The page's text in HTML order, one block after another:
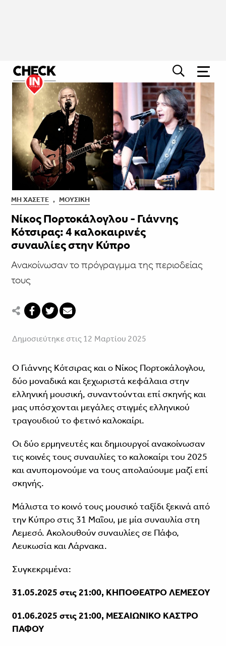
ΜΗ ΧΆΣΕΤΕ , ΜΟΥΣΙΚΉ
Νίκος Πορτοκάλογλου - Γιάννης
Κότσιρας: 4 καλοκαιρινές
συναυλίες στην Κύπρο
Ανακοίνωσαν το πρόγραγμμα της περιοδείας
τους
Δημοσιεύτηκε στις 12 Μαρτίου 2025
Ο Γιάννης Κότσιρας και ο Νίκος Πορτοκάλογλου,
δύο μοναδικά και ξεχωριστά κεφάλαια στην
ελληνική μουσική, συναντούνται επί σκηνής και
μας υπόσχονται μεγάλες στιγμές ελληνικού
τραγουδιού το φετινό καλοκαίρι.
Οι δύο ερμηνευτές και δημιουργοί ανακοίνωσαν
τις κοινές τους συναυλίες το καλοκαίρι του 2025
και ανυπομονούμε να τους απολαύουμε μαζί επί
σκηνής.
Μάλιστα το κοινό τους μουσικό ταξίδι ξεκινά από
την Κύπρο στις 31 Μαΐου, με μία συναυλία στη
Λεμεσό. Ακολουθούν συναυλίες σε Πάφο,
Λευκωσία και Λάρνακα.
Συγκεκριμένα:
31.05.2025 στις 21:00, ΚΗΠΟΘΕΑΤΡΟ ΛΕΜΕΣΟΥ
01.06.2025 στις 21:00, ΜΕΣΑΙΩΝΙΚΟ ΚΑΣΤΡΟ
ΠΑΦΟΥ